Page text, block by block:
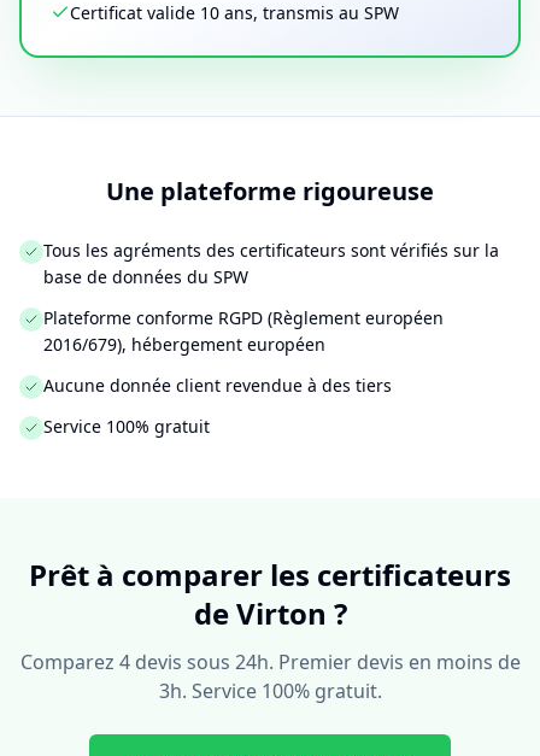
Certificat valide 10 ans, transmis au SPW
Une plateforme rigoureuse
Tous les agréments des certificateurs sont vérifiés sur la
base de données du SPW
Plateforme conforme RGPD (Règlement européen
2016/679), hébergement européen
Aucune donnée client revendue à des tiers
Service 100% gratuit
Prêt à comparer les certificateurs
de Virton ?
Comparez 4 devis sous 24h. Premier devis en moins de
3h. Service 100% gratuit.